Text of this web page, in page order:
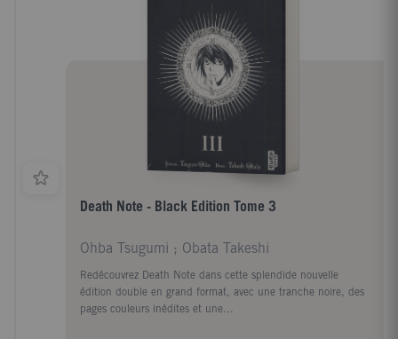
Death Note - Black Edition Tome 3
Ohba Tsugumi ; Obata Takeshi
Redécouvrez Death Note dans cette splendide nouvelle
édition double en grand format, avec une tranche noire, des
pages couleurs inédites et une...